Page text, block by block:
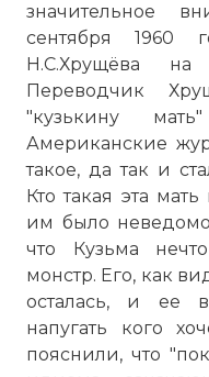
значительное
сентября 1960
Н.С.Хрущёва
Переводчик
"кузькину
Американские
такое, да так и
Кто такая эта
им было
что Кузьма
монстр. Его, как
осталась, и ее
напугать кого
пояснили, что